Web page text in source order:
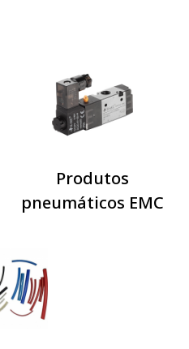
Produtos
pneumáticos EMC